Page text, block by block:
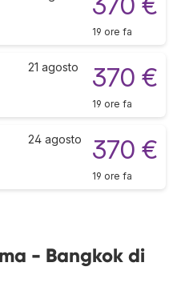
19 ore fa
21 agosto 370 €
19 ore fa
24 agosto 370 €
19 ore fa
- Bangkok di